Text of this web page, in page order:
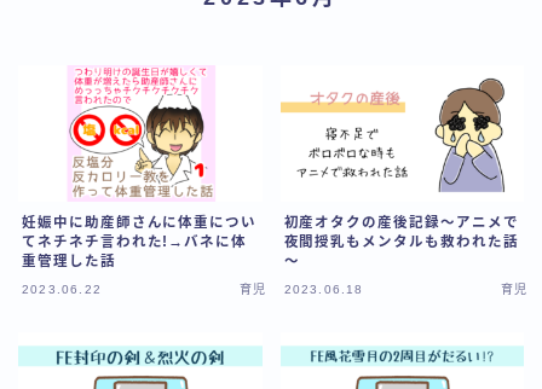
プライバシーポリシー・免責事項
妊娠中に助産師さんに体重につい
てネチネチ言われた!→バネに体
重管理した話
2023.06.22 育児
初産オタクの産後記録～アニメで
夜間授乳もメンタルも救われた話
～
2023.06.18 育児